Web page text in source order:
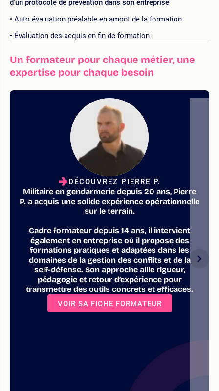
d'un protocole de prévention dans son entreprise
Auto évaluation préalable en amont de la formation
Évaluation des acquis en fin de formation
Un formateur pour chaque métier, une
expertise pour chaque besoin
DÉCOUVREZ PIERRE P.
Militaire en gendarmerie depuis 20 ans, Pierre
P. a acquis une solide expérience opérationnelle
sur le terrain.
Cadre formateur depuis 14 ans, il intervient
également en entreprise où il propose des
formations pratiques et adaptées dans les
domaines de la gestion des conflits et de la
self-défense. Son approche allie rigueur,
pédagogie et retour d’expérience pour
transmettre des outils concrets et efficaces.
VOIR SA FICHE FORMATEUR